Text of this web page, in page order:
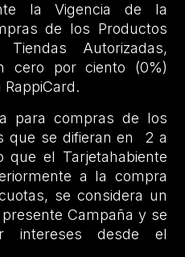
la Vigencia de la
de los Productos
Autorizadas,
cero por ciento (0%)
para compras de los
que se difieran en 2 a
el Tarjetahabiente
a la compra
se considera un
Campaña y se
intereses desde el